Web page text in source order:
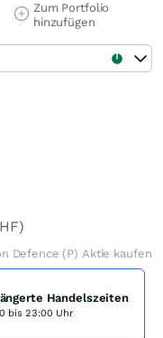
Zum Portfolio
hinzufügen
Defence (P) Aktie kaufen
Handelszeiten
bis 23:00 Uhr